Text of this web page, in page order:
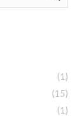
(1)
(15)
(1)